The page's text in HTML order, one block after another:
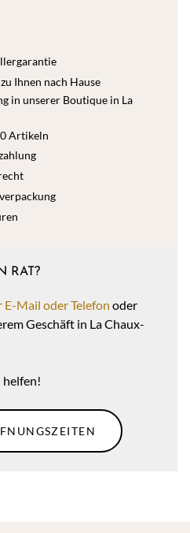
Ihnen nach Hause
in unserer Boutique in La
Artikeln
RAT?
Mail oder Telefon oder
Geschäft in La Chaux-
helfen!